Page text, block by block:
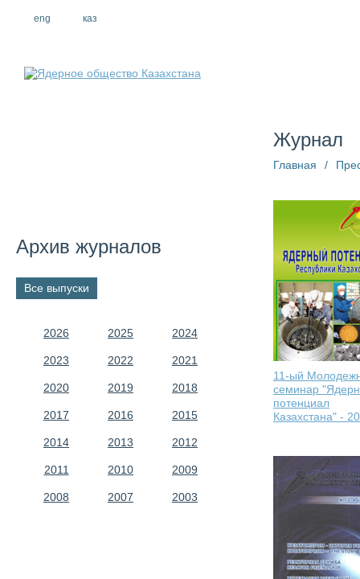
eng каз
Архив журналов
Все выпуски
2026 2025 2024
2023 2022 2021
2020 2019 2018
2017 2016 2015
2014 2013 2012
2011 2010 2009
2008 2007 2003
Журнал
Главная /
11-ый
семинар
потенциал
Казахстана" -